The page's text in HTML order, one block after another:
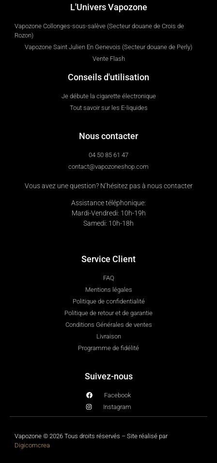
L'Univers Vapozone
Vapozone Collonges-sous-salève (Secteur douane de Crois de
Rozon)
Vapozone Saint Julien En Genevois (Secteur douane de Perly)
Vente Flash
Conseils d'utilisation
Je débute la cigarette électronique
Tout savoir sur les E-liquides
Nous contacter
04 50 85 61 47
contact@vapozoneshop.com
Vous avez une question? N’hésitez pas à nous contacter
Assistance téléphonique:
Mardi-Vendredi: 10h-19h
Samedi: 10h-18h
Service Client
FAQ
Mentions légales
Politique de confidentialité
Politique de retour et de garantie
Conditions Générales de ventes
Livraison
Programme de fidélité
Suivez-nous
Facebook
Instagram
Vapozone © 2026 Tous droits réservés – Site réalisé par
Digicomcrea